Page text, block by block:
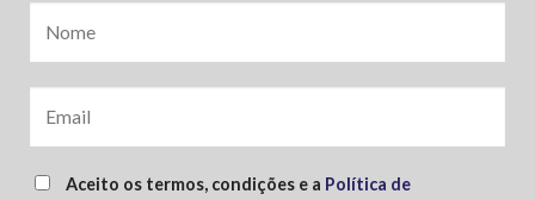
Aceito os termos, condições e a Política de